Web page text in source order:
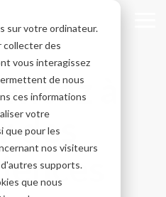
sur votre ordinateur.
collecter des
vous interagissez
de nous
ces informations
votre
que pour les
nos visiteurs
supports.
que nous
à